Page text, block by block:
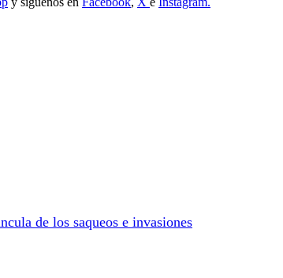
de los saqueos e invasiones